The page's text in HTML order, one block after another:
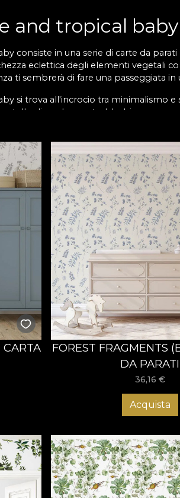
and tropical baby
consiste in una serie di carte da
eclettica degli elementi vegetali
ti sembrerà di fare una passeggiata in
si trova all'incrocio tra minimalismo
di verde menta, blu, bianco,
delle ragazze.
e immaginazione, una sinfonia
and Tropical Baby di VLAdiLA diventa
illustrazioni della natura che
traspare dall'uso di materiali
materiale non tessuto che offre
CARTA
FOREST FRAGMENTS
DA PARATI
36,16 €
Acquista